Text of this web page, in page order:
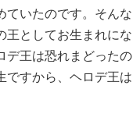
ていたのです。そんな
王としてお生まれにな
デ王は恐れまどったの
ですから、ヘロデ王は